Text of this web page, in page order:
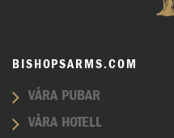
BISHOPSARMS.COM
VÅRA PUBAR
VÅRA HOTELL